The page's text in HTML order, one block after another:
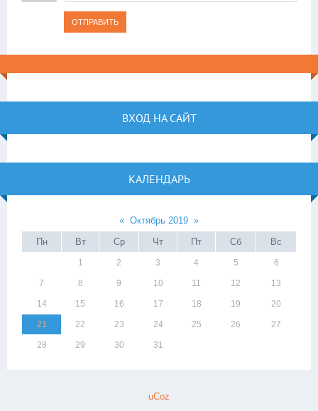
ОТПРАВИТЬ
ВХОД НА САЙТ
КАЛЕНДАРЬ
« Октябрь 2019 »
Пн
Вт Ср Чт Пт Сб Вс
1 2 3 4 5 6
7 8 9 10 11 12 13
14 15 16 17 18 19 20
21 22 23 24 25 26 27
28 29 30 31
uCoz